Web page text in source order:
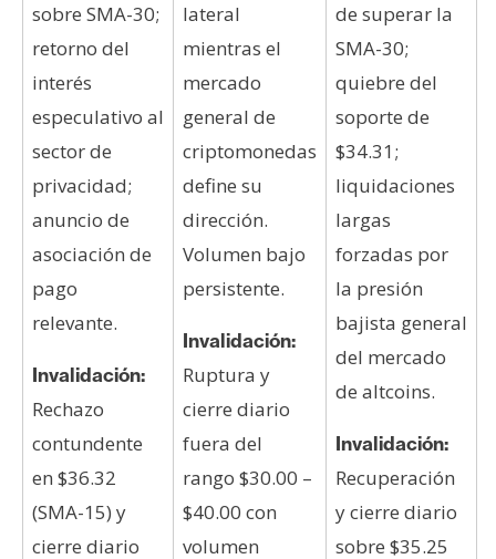
sobre SMA-30;
retorno del
interés
especulativo al
sector de
privacidad;
anuncio de
asociación de
pago
relevante.
Invalidación:
Rechazo
contundente
en $36.32
(SMA-15) y
cierre diario
lateral
mientras el
mercado
general de
criptomonedas
define su
dirección.
Volumen bajo
persistente.
Invalidación:
Ruptura y
cierre diario
fuera del
rango $30.00 –
$40.00 con
volumen
de superar la
SMA-30;
quiebre del
soporte de
$34.31;
liquidaciones
largas
forzadas por
la presión
bajista general
del mercado
de altcoins.
Invalidación:
Recuperación
y cierre diario
sobre $35.25